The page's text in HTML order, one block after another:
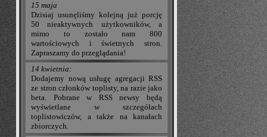
15 maja
Dzisiaj usunęliśmy kolejną już porcję
50 nieaktywnych użytkowników, a
mimo to zostało nam 800
wartościowych i świetnych stron.
Zapraszamy do przeglądania!
14 kwietnia:
Dodajemy nową usługę agregacji RSS
ze stron członków toplisty, na razie jako
beta. Pobrane w RSS newsy będą
wyświetlane w szczegółach
toplistowiczów, a także na kanałach
zbiorczych.